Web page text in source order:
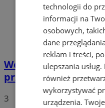
Wodzisław Śląski:
przyjaciele szkół
3
technologii do
informacji na
osobowych,
dane
reklam i treści,
ulepszania usług.
również
wykorzystywać
urządzenia.